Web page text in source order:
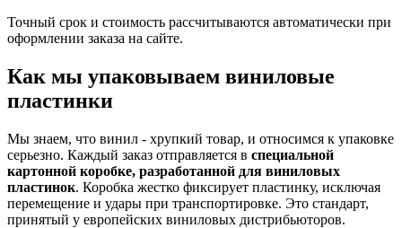
Точный срок и стоимость рассчитываются автоматически при
оформлении заказа на сайте.
Как мы упаковываем виниловые
пластинки
Мы знаем, что винил - хрупкий товар, и относимся к упаковке
серьезно. Каждый заказ отправляется в специальной
картонной коробке, разработанной для виниловых
пластинок. Коробка жестко фиксирует пластинку, исключая
перемещение и удары при транспортировке. Это стандарт,
принятый у европейских виниловых дистрибьюторов.